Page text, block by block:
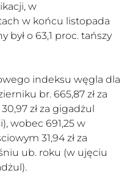
w
w końcu listopada
o 63,1 proc. tańszy
indeksu węgla dla
br. 665,87 zł za
zł za gigadżul
wobec 691,25 w
31,94 zł za
ub. roku (w ujęciu